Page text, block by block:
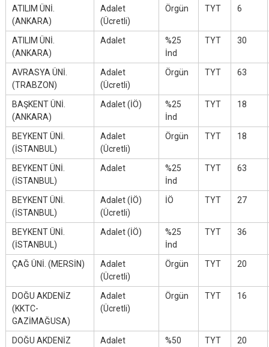
ATILIM ÜNİ.
(ANKARA)
Adalet
(Ücretli)
Örgün TYT 6
ATILIM ÜNİ.
(ANKARA)
Adalet
%25
İnd
TYT 30
AVRASYA ÜNİ.
(TRABZON)
Adalet
(Ücretli)
Örgün TYT 63
BAŞKENT ÜNİ.
(ANKARA)
Adalet (İÖ)
%25
İnd
TYT 18
BEYKENT ÜNİ.
(İSTANBUL)
Adalet
(Ücretli)
Örgün TYT 18
BEYKENT ÜNİ.
(İSTANBUL)
Adalet
%25
İnd
TYT 63
BEYKENT ÜNİ.
(İSTANBUL)
Adalet (İÖ)
(Ücretli)
İÖ TYT 27
BEYKENT ÜNİ.
(İSTANBUL)
Adalet (İÖ)
%25
İnd
TYT 36
ÇAĞ ÜNİ. (MERSİN)
Adalet
(Ücretli)
Örgün TYT 20
DOĞU AKDENİZ
(KKTC-
GAZİMAĞUSA)
Adalet
(Ücretli)
Örgün TYT 16
DOĞU AKDENİZ
Adalet
%50
TYT 20